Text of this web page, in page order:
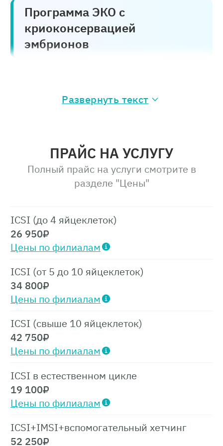
Программа ЭКО с
криоконсервацией
эмбрионов
В стоимость услуги включены:
назначение и коррекция стимуляции
суперовуляции
Стоимость – 26 950 р.
2 этап. Пункция и забор ооцитов
Стоимость манипуляции – 26 950 р.
3 этап. Лабораторная эмбриология
специальная обработка
подготовка спермы, яйцеклеток,
культивирование эмбрионов
Стоимость манипуляции – 50 550 р.
4 этап. Криоконсервация эмбрионов
(цена указана за 1 носитель)
Стоимость манипуляции – 15 850 р.
5 этап. Хранение эмбрионов (цена
Развернуть текст
ПРАЙС НА УСЛУГУ
Полный прайс на услуги смотрите в
разделе "Цены"
ICSI (до 4 яйцеклеток)
26 950₽
Цены по филиалам
ICSI (от 5 до 10 яйцеклеток)
34 800₽
Цены по филиалам
ICSI (свыше 10 яйцеклеток)
42 750₽
Цены по филиалам
ICSI в естественном цикле
19 100₽
Цены по филиалам
ICSI+IMSI+вспомогательный хетчинг
52 250₽